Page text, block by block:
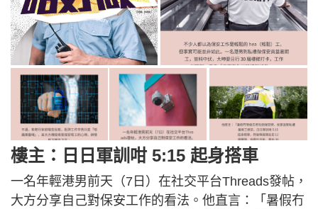
樓主：日日軍訓咁 5:15 起身搭車
一名年輕港男前天（7日）在社交平台Threads發帖，
大方分享自己對保安工作的看法。他直言：「暑假冇